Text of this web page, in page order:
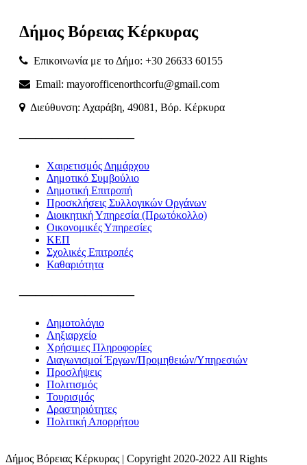
Δήμος Βόρειας Κέρκυρας
Επικοινωνία με το Δήμο: +30 26633 60155
Email: mayorofficenorthcorfu@gmail.com
Διεύθυνση: Αχαράβη, 49081, Βόρ. Κέρκυρα
———————
Χαιρετισμός Δημάρχου
Δημοτικό Συμβούλιο
Δημοτική Επιτροπή
Προσκλήσεις Συλλογικών Οργάνων
Διοικητική Υπηρεσία (Πρωτόκολλο)
Οικονομικές Υπηρεσίες
ΚΕΠ
Σχολικές Επιτροπές
Καθαριότητα
———————
Δημοτολόγιο
Ληξιαρχείο
Χρήσιμες Πληροφορίες
Διαγωνισμοί Έργων/Προμηθειών/Υπηρεσιών
Προσλήψεις
Πολιτισμός
Τουρισμός
Δραστηριότητες
Πολιτική Απορρήτου
Δήμος Βόρειας Κέρκυρας | Copyright 2020-2022 All Rights